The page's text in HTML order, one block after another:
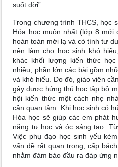
suốt đời”.
Trong chương trình THCS, học
Hóa học muộn nhất (lớp 8 mới
hoàn toàn mới lạ và có tính tư
nên làm cho học sinh khó
khác khối lượng kiến thức
nhiều; phần lớn các bài gồm
và khó hiểu. Do đó, giáo viên
gây được hứng thú học tập bộ
hội kiến thức một cách nhẹ
cần quan tâm. Khi học sinh có
Hóa học sẽ giúp các em phát
năng tự học và óc sáng tạo.
Việc phụ đạo học sinh yếu
vấn đề rất quan trọng, cấp
nhằm đảm bảo đầu ra đáp ứng